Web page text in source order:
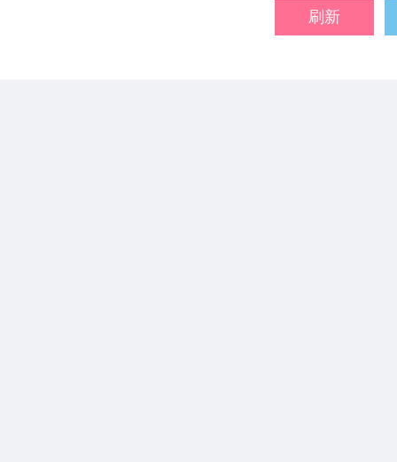
刷新